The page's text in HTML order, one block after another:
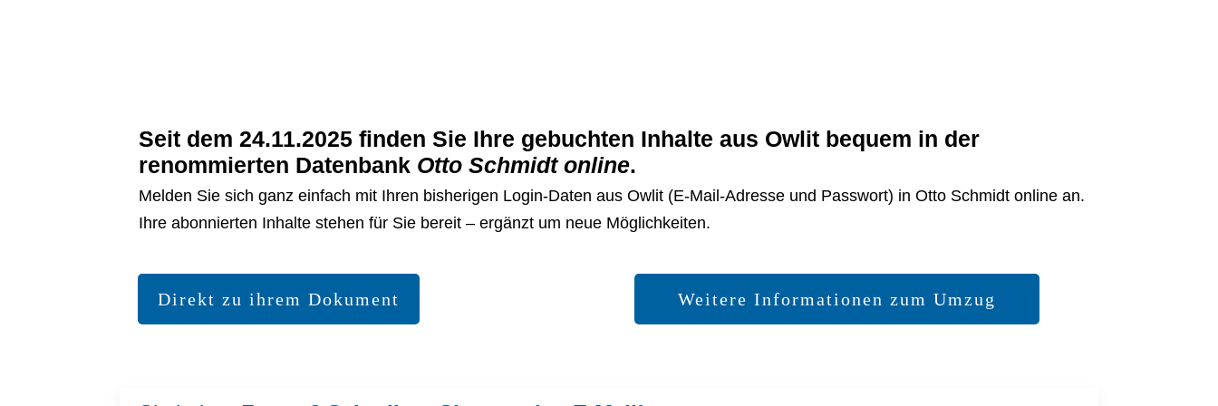
Seit dem 24.11.2025 finden Sie Ihre gebuchten Inhalte aus Owlit bequem in der
renommierten Datenbank Otto Schmidt online.
Melden Sie sich ganz einfach mit Ihren bisherigen Login-Daten aus Owlit (E-Mail-Adresse und Passwort) in Otto Schmidt online an.
Ihre abonnierten Inhalte stehen für Sie bereit – ergänzt um neue Möglichkeiten.
Direkt zu ihrem Dokument Weitere Informationen zum Umzug